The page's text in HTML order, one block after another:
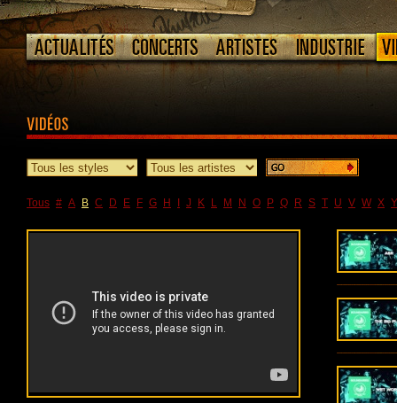
Tous # A B C D E F G H J K L M N O P Q R S T U V W X Y